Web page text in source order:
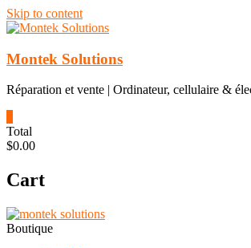
Skip to content
Montek Solutions
Réparation et vente | Ordinateur, cellulaire &
Total
$0.00
Cart
Boutique